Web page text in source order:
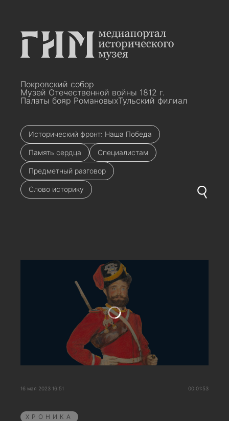
Покровский собор
Музей Отечественной войны 1812 г.
Палаты бояр РомановыхТульский филиал
Исторический фронт: Наша Победа
Память сердца Специалистам
Предметный разговор
Слово историку
16 мая 2023 16:51 00:01:53
ХРОНИКА